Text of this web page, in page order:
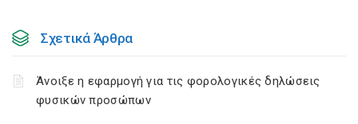
Σχετικά Άρθρα
Άνοιξε η εφαρμογή για τις φορολογικές δηλώσεις
φυσικών προσώπων